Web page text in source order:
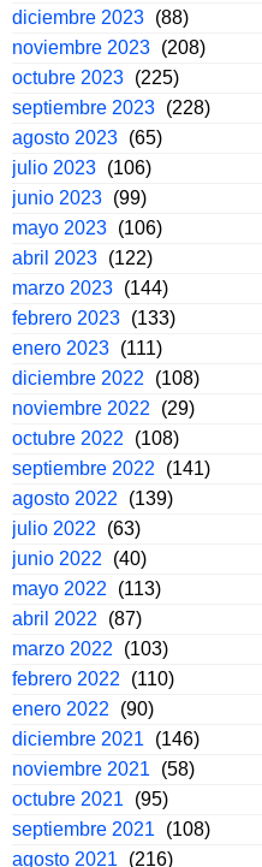
diciembre 2023 (88)
noviembre 2023 (208)
octubre 2023 (225)
septiembre 2023 (228)
agosto 2023 (65)
julio 2023 (106)
junio 2023 (99)
mayo 2023 (106)
abril 2023 (122)
marzo 2023 (144)
febrero 2023 (133)
enero 2023 (111)
diciembre 2022
(108)
noviembre 2022
(29)
octubre 2022
(108)
septiembre 2022
(141)
agosto 2022
(139)
julio 2022
(63)
junio 2022
(40)
mayo 2022
(113)
abril 2022
(87)
marzo 2022
(103)
febrero 2022
(110)
enero 2022
(90)
diciembre 2021
(146)
noviembre 2021
(58)
octubre 2021
(95)
septiembre 2021
(108)
agosto 2021
(216)